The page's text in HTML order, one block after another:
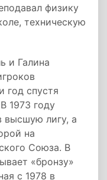
физику
техническую
и Галина
год спустя
1973 году
высшую лигу, а
на
Союза. В
«бронзу»
с 1978 в